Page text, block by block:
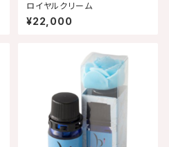
ロイヤルクリーム
¥22,000